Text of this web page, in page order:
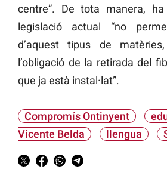
centre”. De tota manera,
legislació actual “no
d’aquest tipus de
l’obligació de la retirada del
que ja està instal·lat”.
Compromís Ontinyent
Vicente Belda
llengua